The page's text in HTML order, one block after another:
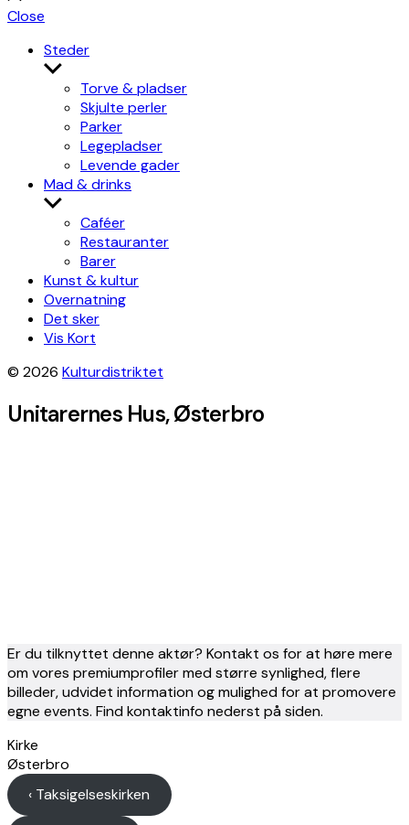
search
Close
Steder
Show
sub
menu
Torve & pladser
Skjulte perler
Parker
Legepladser
Levende gader
Mad & drinks
Show
sub
menu
Caféer
Restauranter
Barer
Kunst & kultur
Overnatning
Det sker
Vis Kort
© 2026 Kulturdistriktet
Unitarernes Hus, Østerbro
Leaflet | ©OpenStreetMapcontributors, Tiles style by
Er du tilknyttet denne aktør? Kontakt os for at høre mere
om vores premiumprofiler med større synlighed, flere
billeder, udvidet information og mulighed for at promovere
egne events. Find kontaktinfo nederst på siden.
Kirke
Østerbro
‹ Taksigelseskirken